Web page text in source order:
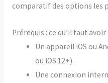
comparatif des options les
Prérequis : ce qu’il faut
Un appareil iOS ou
ou iOS 12+).
Une connexion